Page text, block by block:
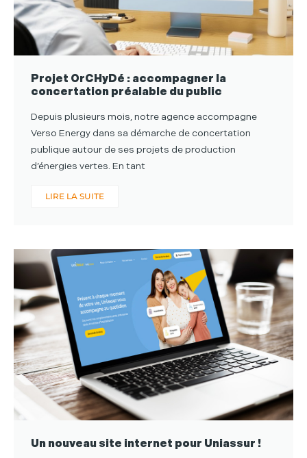
Projet OrCHyDé : accompagner la
concertation préalable du public
Depuis plusieurs mois, notre agence accompagne
Verso Energy dans sa démarche de concertation
publique autour de ses projets de production
d’énergies vertes. En tant
LIRE LA SUITE
Un nouveau site internet pour Uniassur !